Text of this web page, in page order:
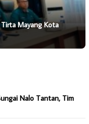
Mayang Kota
Nalo Tantan, Tim